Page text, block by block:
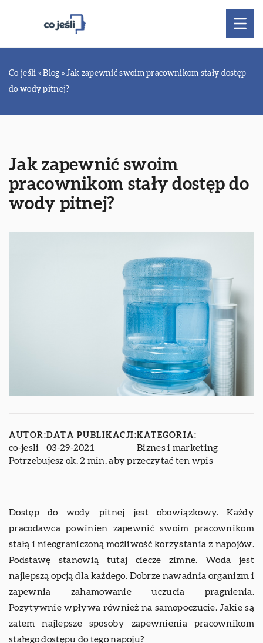
Co jeśli »Blog »Jak zapewnić swoim pracownikom stały dostęp
do wody pitnej?
Jak zapewnić swoim
pracownikom stały dostęp do
wody pitnej?
AUTOR:
co-jesli
DATA PUBLIKACJI:
03-29-2021
KATEGORIA:
Biznes i marketing
Potrzebujesz ok. 2 min. aby przeczytać ten wpis
Dostęp do wody pitnej jest obowiązkowy. Każdy
pracodawca powinien zapewnić swoim pracownikom
stałą i nieograniczoną możliwość korzystania z napojów.
Podstawę stanowią tutaj ciecze zimne. Woda jest
najlepszą opcją dla każdego. Dobrze nawadnia organizm i
zapewnia zahamowanie uczucia pragnienia.
Pozytywnie wpływa również na samopoczucie. Jakie są
zatem najlepsze sposoby zapewnienia pracownikom
stałego dostępu do tego napoju?